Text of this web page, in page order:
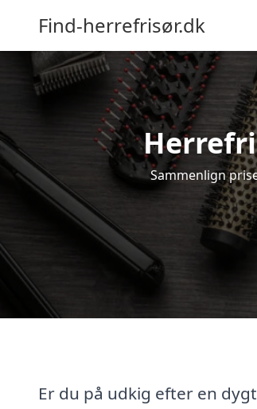
Find-herrefrisør.dk
Sammenlign
Er du på udkig efter en